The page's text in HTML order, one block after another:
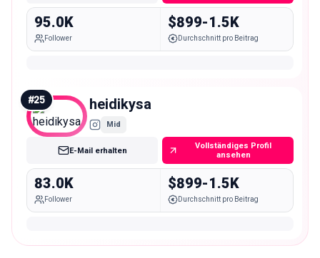
95.0K
Follower
$899-1.5K
Durchschnitt pro Beitrag
#25 heidikysa
Mid
E-Mail erhalten
Vollständiges Profil
ansehen
83.0K
Follower
$899-1.5K
Durchschnitt pro Beitrag